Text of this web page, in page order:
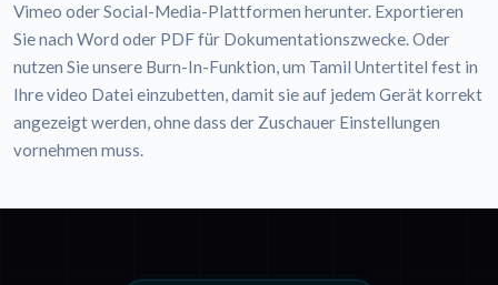
Vimeo oder Social-Media-Plattformen herunter. Exportieren
Sie nach Word oder PDF für Dokumentationszwecke. Oder
nutzen Sie unsere Burn-In-Funktion, um Tamil Untertitel fest in
Ihre video Datei einzubetten, damit sie auf jedem Gerät korrekt
angezeigt werden, ohne dass der Zuschauer Einstellungen
vornehmen muss.